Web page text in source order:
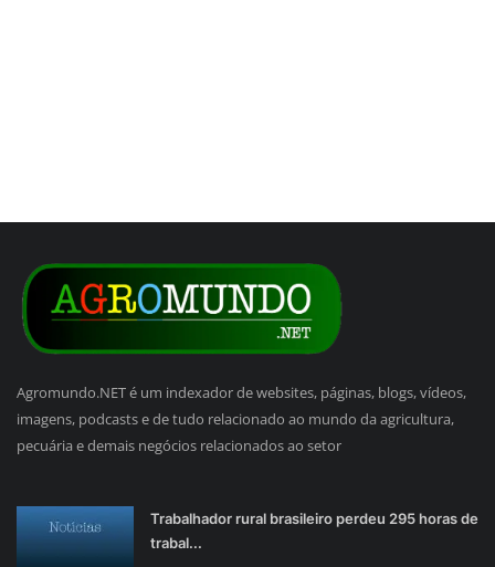
Agromundo.NET é um indexador de websites, páginas, blogs, vídeos,
imagens, podcasts e de tudo relacionado ao mundo da agricultura,
pecuária e demais negócios relacionados ao setor
Trabalhador rural brasileiro perdeu 295 horas de
trabal...